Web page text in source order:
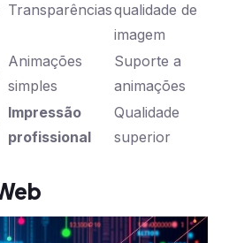
Transparênciasqualidade de
imagem
Animações
simples
Suporte a
animações
Impressão
profissional
Qualidade
superior